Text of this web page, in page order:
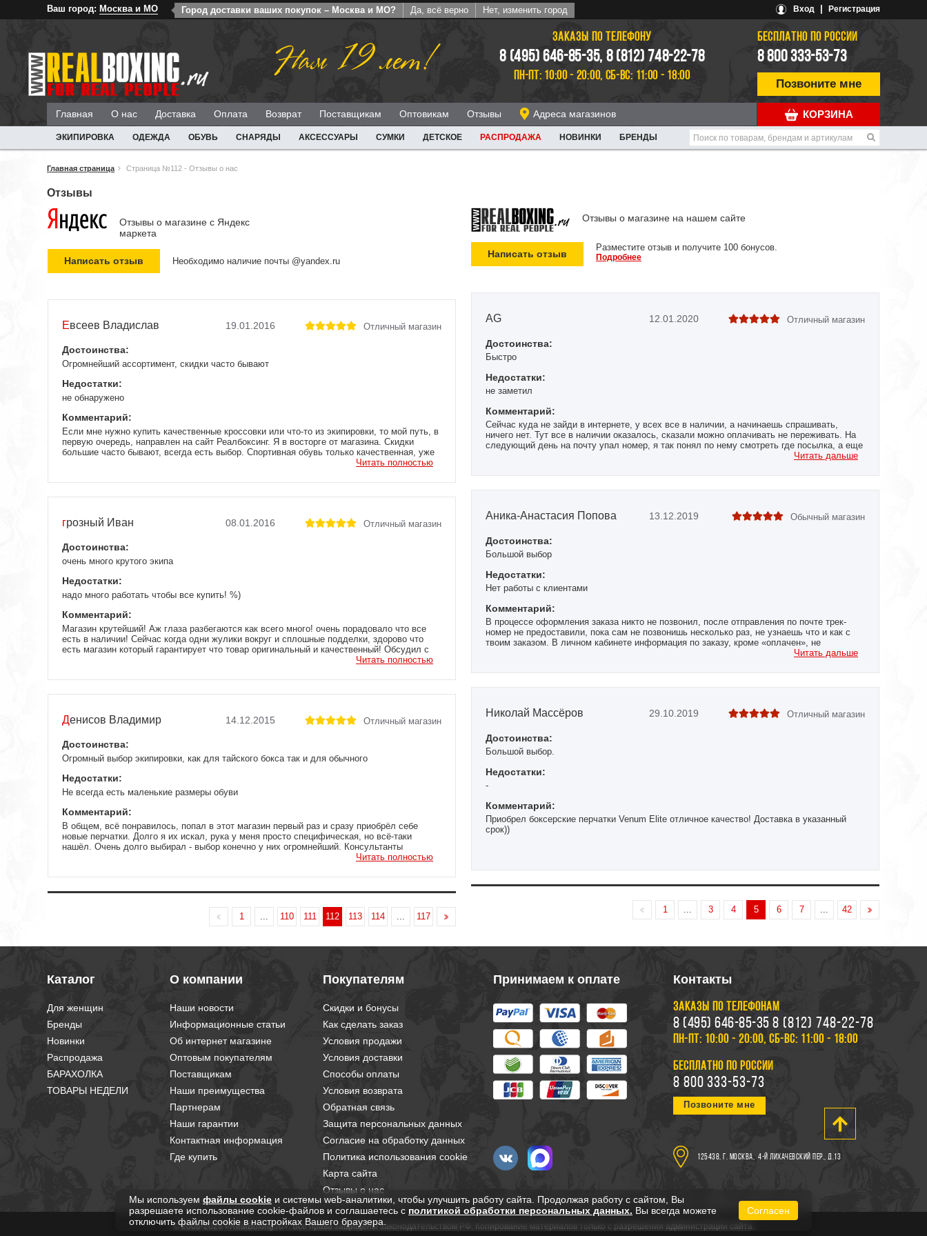
Ваш город: Москва и МО Город доставки ваших покупок – Москва и МО? Да, всё верно Нет, изменить город Вход Регистрация
Нам 19 лет! ЗАКАЗЫ ПО ТЕЛЕФОНУ
8 (495) 646-85-35, 8 (812) 748-22-78
ПН-ПТ: 10:00 - 20:00, СБ-ВС: 11:00 - 18:00
БЕСПЛАТНО ПО РОССИИ
8 800 333-53-73
Позвоните мне
КОРЗИНА
Главная О нас Доставка Оплата Возврат Поставщикам Оптовикам Отзывы Адреса магазинов
ЭКИПИРОВКА ОДЕЖДА ОБУВЬ СНАРЯДЫ АКСЕССУАРЫ СУМКИ ДЕТСКОЕ РАСПРОДАЖА НОВИНКИ БРЕНДЫ
Главная страница Страница №112 - Отзывы о нас
Отзывы
Отзывы о магазине c Яндекс
маркета
Необходимо наличие почты @yandex.ru
Евсеев Владислав 19.01.2016 Отличный магазин
Достоинства:
Огромнейший ассортимент, скидки часто бывают
Недостатки:
не обнаружено
Комментарий:
Если мне нужно купить качественные кроссовки или что-то из экипировки, то мой путь, в
первую очередь, направлен на сайт Реалбоксинг. Я в восторге от магазина. Скидки
большие часто бывают, всегда есть выбор. Спортивная обувь только качественная, уже
не раз заказывал там что-либо из экипировки и удостоверился... постоянно на
попробовать сам и получил массу положительных ответов, на которые не мог сам себе
Читать полностью
грозный Иван 08.01.2016 Отличный магазин
Достоинства:
очень много крутого экипа
Недостатки:
надо много работать чтобы все купить! %)
Комментарий:
Магазин крутейший! Аж глаза разбегаются как всего много! очень порадовало что все
есть в наличии! Сейчас когда одни жулики вокруг и сплошные подделки, здорово что
есть магазин который гарантирует что товар оригинальный и качественный! Обсудил с
менеджером что купить, парень все объяснил и подсказал,я не первый день в спорте но
курьер позвонил заранее. Товаром доволен! Магазином тоже доволен, теперь у них еще
Читать полностью
Денисов Владимир 14.12.2015 Отличный магазин
Достоинства:
Огромный выбор экипировки, как для тайского бокса так и для обычного
Недостатки:
Не всегда есть маленькие размеры обуви
Комментарий:
В общем, всё понравилось, попал в этот магазин первый раз и сразу приобрёл себе
новые перчатки. Долго я их искал, рука у меня просто специфическая, но всё-таки
нашёл. Очень долго выбирал - выбор конечно у них огромнейший. Консультанты
спокойно мне рассказывали про те перчатки, которые меня интересовали больше всего,
повезло, на сайте действовала как раз скидка на перчатки RINGSIDE GVOVE ELASTIK
даже не знал. Доволен качеством и обслуживанием, могу с уверенностью советовать
Читать полностью
1 110 111 112 113 114 117
Отзывы о магазине на нашем сайте
Написать отзыв
Разместите отзыв и получите 100 бонусов.
Подробнее
AG 12.01.2020 Отличный магазин
Достоинства:
Быстро
Недостатки:
не заметил
Комментарий:
Сейчас куда не зайди в интернете, у всех все в наличии, а начинаешь спрашивать,
ничего нет. Тут все в наличии оказалось, сказали можно оплачивать не переживать. На
следующий день на почту упал номер, я так понял по нему смотреть где посылка, а еще
через пару дней пришла посылка, хотя говорили 4 дня. Я и не посмотрел даже на сайте,
сервисом тоже.
Читать дальше
Аника-Анастасия Попова 13.12.2019 Обычный магазин
Достоинства:
Большой выбор
Недостатки:
Нет работы с клиентами
Комментарий:
В процессе оформления заказа никто не позвонил, после отправления по почте трек-
номер не предоставили, пока сам не позвонишь несколько раз, не узнаешь что и как с
твоим заказом. В личном кабинете информация по заказу, кроме «оплачен», не
Читать дальше
Николай Массёров 29.10.2019 Отличный магазин
Достоинства:
Большой выбор.
Недостатки:
-
Комментарий:
Приобрел боксерские перчатки Venum Elite отличное качество! Доставка в указанный
срок))
1 3 4 5 6 7 42
Каталог
Для женщин
Бренды
Новинки
Распродажа
БАРАХОЛКА
ТОВАРЫ НЕДЕЛИ
О компании
Наши новости
Информационные статьи
Об интернет магазине
Оптовым покупателям
Поставщикам
Наши преимущества
Партнерам
Наши гарантии
Контактная информация
Где купить
Покупателям
Скидки и бонусы
Как сделать заказ
Условия продажи
Условия доставки
Способы оплаты
Условия возврата
Обратная связь
Защита персональных данных
Согласие на обработку данных
Политика использования cookie
Карта сайта
Отзывы о нас
Принимаем к оплате Контакты
ЗАКАЗЫ ПО ТЕЛЕФОНАМ
8 (495) 646-85-35 8 (812) 748-22-78
ПН-ПТ: 10:00 - 20:00, СБ-ВС: 11:00 - 18:00
БЕСПЛАТНО ПО РОССИИ
8 800 333-53-73
Позвоните мне
125438, г. Москва, 4-й Лихачевский пер., д.13
© 2008-2026 «RealBoxing.ru». Все права защищены законодательством РФ. Копирование материалов только с разрешения администрации сайта.
Мы используем файлы cookie и системы web-аналитики, чтобы улучшить работу сайта. Продолжая работу с сайтом, Вы
разрешаете использование cookie-файлов и соглашаетесь с политикой обработки персональных данных. Вы всегда можете
отключить файлы cookie в настройках Вашего браузера.
Согласен